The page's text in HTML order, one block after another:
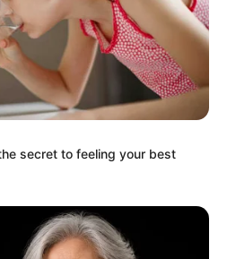
secret to feeling your best